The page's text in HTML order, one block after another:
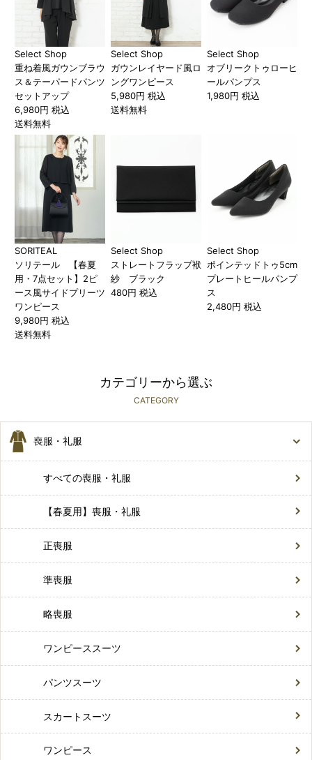
Select Shop
重ね着風ガウンブラウ
ス＆テーパードパンツ
セットアップ
6,980円 税込
送料無料
Select Shop
ガウンレイヤード風ロ
ングワンピース
5,980円 税込
送料無料
Select Shop
オブリークトゥローヒ
ールパンプス
1,980円 税込
SORITEAL
ソリテール 【春夏
用・7点セット】2ピ
ース風サイドプリーツ
ワンピース
9,980円 税込
送料無料
Select Shop
ストレートフラップ袱
紗 ブラック
480円 税込
Select Shop
ポインテッドトゥ5cm
プレートヒールパンプ
ス
2,480円 税込
カテゴリーから選ぶ
CATEGORY
喪服・礼服
すべての喪服・礼服
【春夏用】喪服・礼服
正喪服
準喪服
略喪服
ワンピーススーツ
パンツスーツ
スカートスーツ
ワンピース